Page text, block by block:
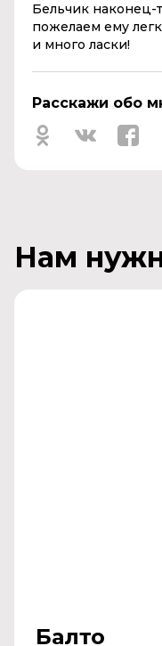
Бельчик наконец-
пожелаем ему
и много ласки!
Расскажи обо
Нам
Балто